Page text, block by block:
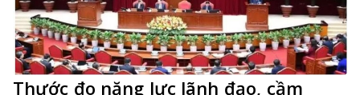
Thước đo năng lực lãnh đạo, cầm